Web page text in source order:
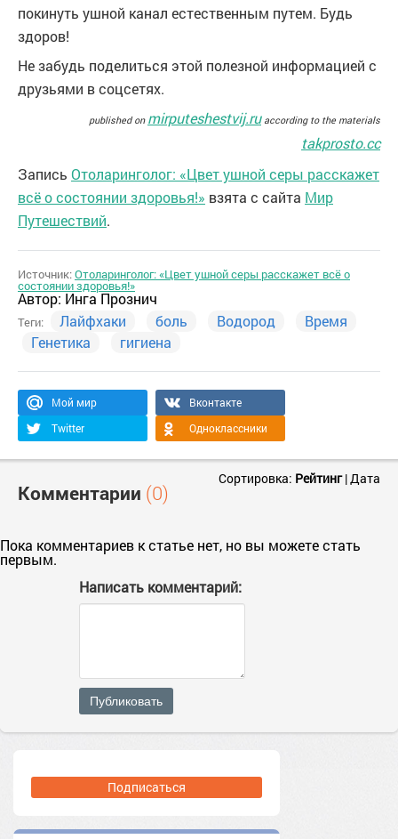
покинуть ушной канал естественным путем. Будь
здоров!
Не забудь поделиться этой полезной информацией с
друзьями в соцсетях.
published on mirputeshestvij.ruaccording to the materials
takprosto.cc
Запись Отоларинголог: «Цвет ушной серы расскажет
всё о состоянии здоровья!» взята с сайта Мир
Путешествий.
Источник:Отоларинголог: «Цвет ушной серы расскажет всё о
состоянии здоровья!»
Автор: Инга Прознич
Теги: Лайфхаки боль Водород
Время
Генетика
гигиена
Мой мир
Вконтакте
Twitter
Одноклассники
Комментарии (0)
Сортировка: Рейтинг|Дата
Пока комментариев к статье нет, но вы можете стать
первым.
Написать комментарий:
Публиковать
Подписаться